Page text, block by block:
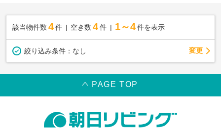
該当物件数 4件 空き数 4 件 1～4 件を表示
絞り込み条件： なし 変更
PAGE TOP